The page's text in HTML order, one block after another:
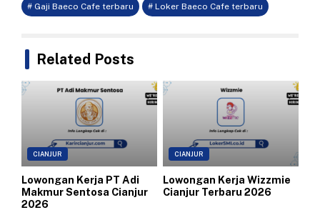
# Gaji Baeco Cafe terbaru # Loker Baeco Cafe terbaru
Related Posts
CIANJUR
Lowongan Kerja PT Adi
Makmur Sentosa Cianjur
2026
CIANJUR
Lowongan Kerja Wizzmie
Cianjur Terbaru 2026